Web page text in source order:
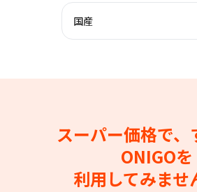
国産
スーパー価格で、
ONIGOを
利用してみませ